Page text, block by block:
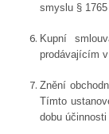
smyslu §
Kupní
prodávajícím
Znění
Tímto
dobu